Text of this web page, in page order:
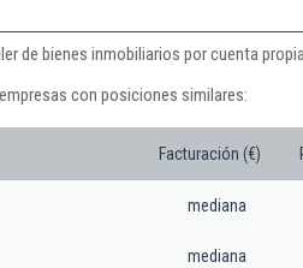
de bienes inmobiliarios por cuenta propia.
con posiciones similares:
Facturación (€)
mediana
mediana